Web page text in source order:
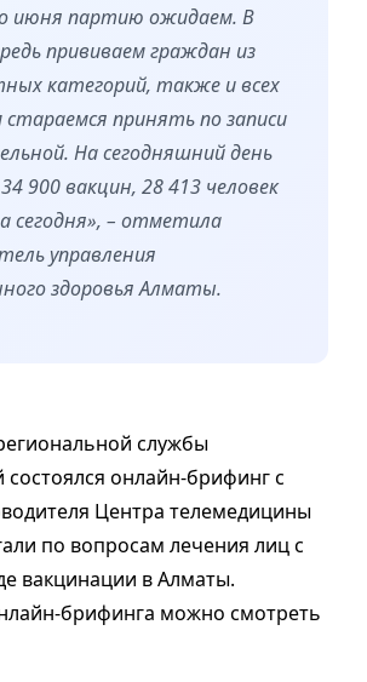
июня партию ожидаем. В
прививаем граждан из
категорий, также и всех
принять по записи
На сегодняшний день
900 вакцин, 28 413 человек
сегодня», – отметила
управления
здоровья Алматы.
службы
онлайн-брифинг с
Центра телемедицины
по вопросам лечения лиц с
вакцинации в Алматы.
брифинга можно смотреть